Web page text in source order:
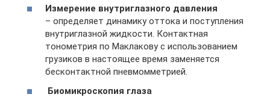
Измерение внутриглазного давления
– определяет динамику оттока и поступления
внутриглазной жидкости. Контактная
тонометрия по Маклакову с использованием
грузиков в настоящее время заменяется
бесконтактной пневмомметрией.
Биомикроскопия глаза